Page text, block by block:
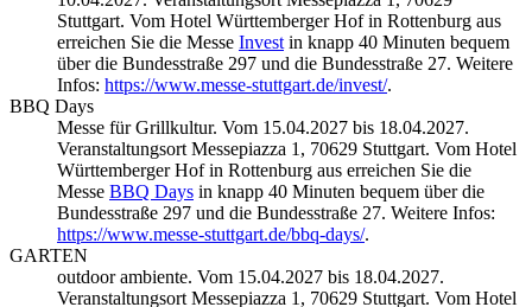
Stuttgart. Vom Hotel Württemberger Hof in Rottenburg aus
erreichen Sie die Messe Invest in knapp 40 Minuten bequem
über die Bundesstraße 297 und die Bundesstraße 27. Weitere
Infos: https://www.messe-stuttgart.de/invest/.
BBQ Days
Messe für Grillkultur. Vom 15.04.2027 bis 18.04.2027.
Veranstaltungsort Messepiazza 1, 70629 Stuttgart. Vom Hotel
Württemberger Hof in Rottenburg aus erreichen Sie die
Messe BBQ Days in knapp 40 Minuten bequem über die
Bundesstraße 297 und die Bundesstraße 27. Weitere Infos:
https://www.messe-stuttgart.de/bbq-days/.
GARTEN
outdoor ambiente. Vom 15.04.2027 bis 18.04.2027.
Veranstaltungsort Messepiazza 1, 70629 Stuttgart. Vom Hotel